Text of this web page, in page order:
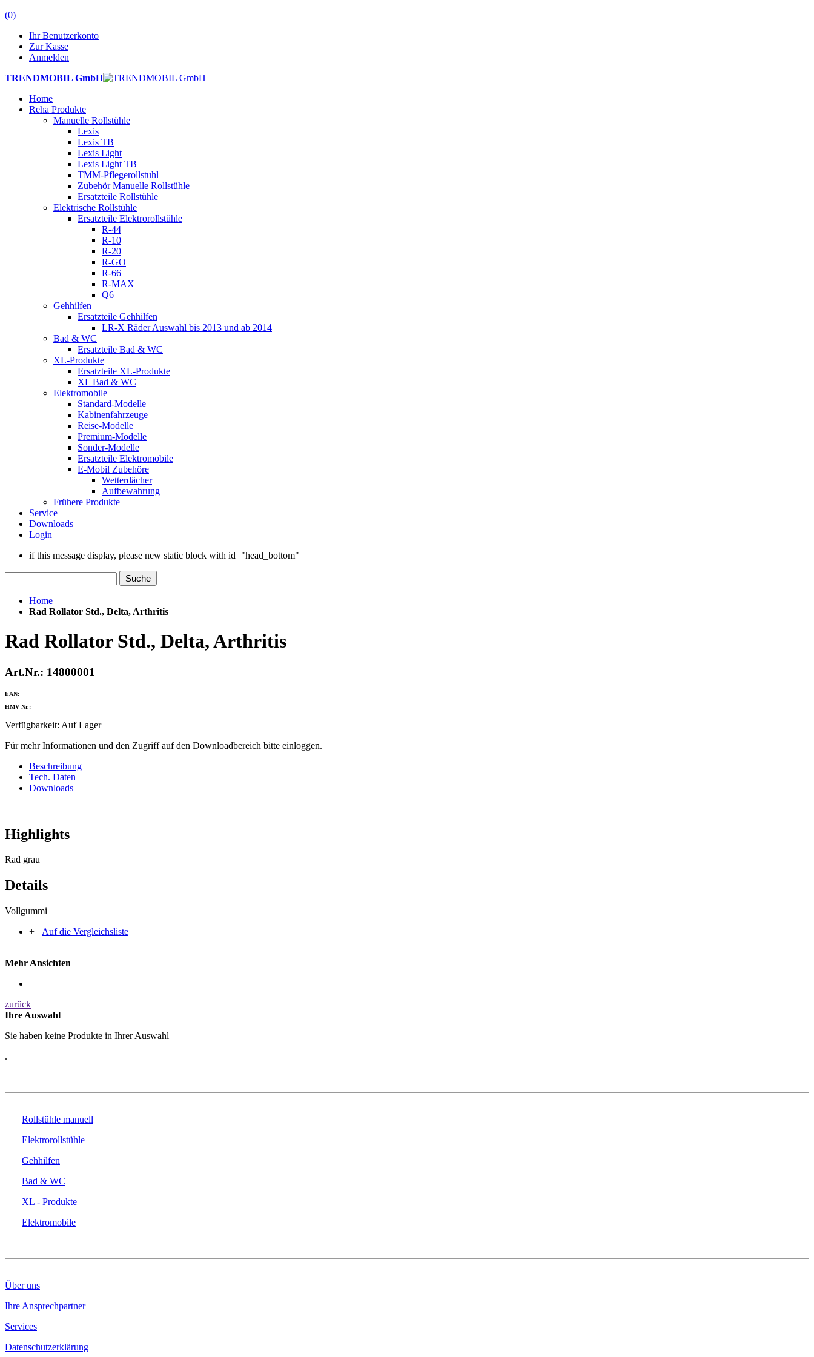
(0)
Ihr Benutzerkonto
Zur Kasse
Anmelden
TRENDMOBIL GmbH
Home
Reha Produkte
Manuelle Rollstühle
Lexis
Lexis TB
Lexis Light
Lexis Light TB
TMM-Pflegerollstuhl
Zubehör Manuelle Rollstühle
Ersatzteile Rollstühle
Elektrische Rollstühle
Ersatzteile Elektrorollstühle
R-44
R-10
R-20
R-GO
R-66
R-MAX
Q6
Gehhilfen
Ersatzteile Gehhilfen
LR-X Räder Auswahl bis 2013 und ab 2014
Bad & WC
Ersatzteile Bad & WC
XL-Produkte
Ersatzteile XL-Produkte
XL Bad & WC
Elektromobile
Standard-Modelle
Kabinenfahrzeuge
Reise-Modelle
Premium-Modelle
Sonder-Modelle
Ersatzteile Elektromobile
E-Mobil Zubehöre
Wetterdächer
Aufbewahrung
Frühere Produkte
Service
Downloads
Login
if this message display, please new static block with id="head_bottom"
Suche
Home
Rad Rollator Std., Delta, Arthritis
Rad Rollator Std., Delta, Arthritis
Art.Nr.: 14800001
EAN:
HMV Nr.:
Verfügbarkeit: Auf Lager
Für mehr Informationen und den Zugriff auf den Downloadbereich bitte einloggen.
Beschreibung
Tech. Daten
Downloads
Highlights
Rad grau
Details
Vollgummi
+ Auf die Vergleichsliste
Mehr Ansichten
zurück
Ihre Auswahl
Sie haben keine Produkte in Ihrer Auswahl
.
Rollstühle manuell
Elektrorollstühle
Gehhilfen
Bad & WC
XL - Produkte
Elektromobile
Über uns
Ihre Ansprechpartner
Services
Datenschutzerklärung